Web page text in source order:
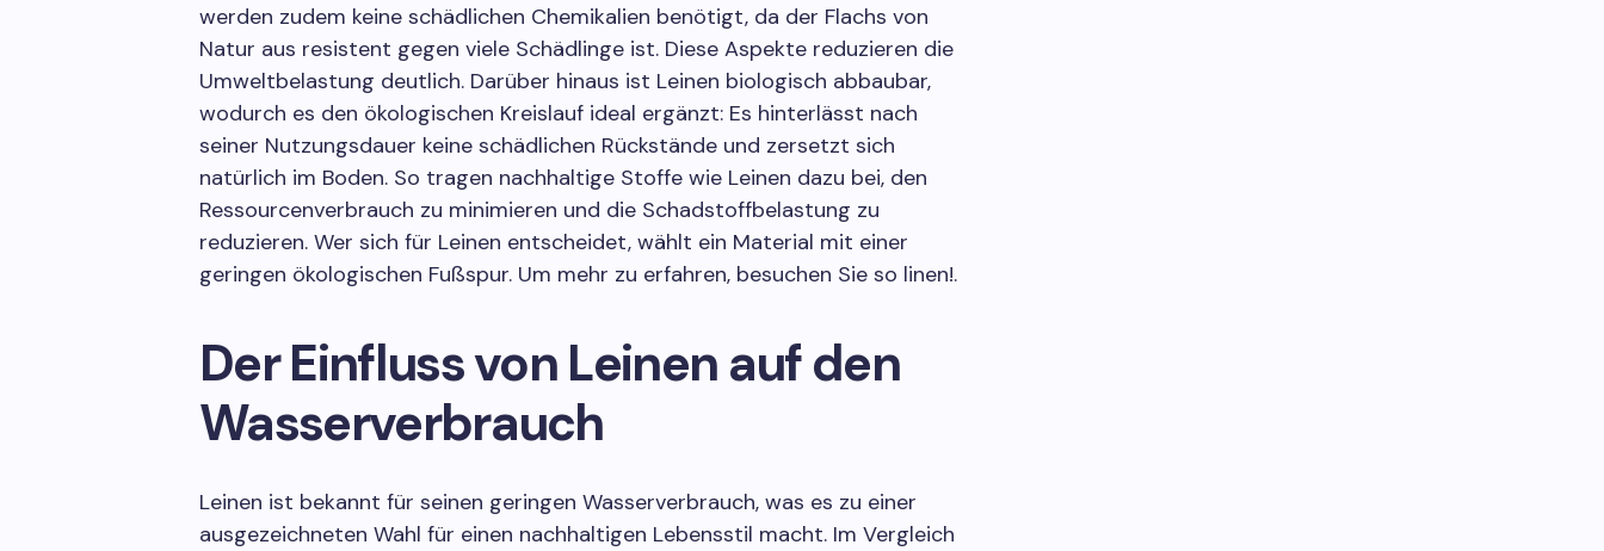
werden zudem keine schädlichen Chemikalien benötigt, da der Flachs von
Natur aus resistent gegen viele Schädlinge ist. Diese Aspekte reduzieren die
Umweltbelastung deutlich. Darüber hinaus ist Leinen biologisch abbaubar,
wodurch es den ökologischen Kreislauf ideal ergänzt: Es hinterlässt nach
seiner Nutzungsdauer keine schädlichen Rückstände und zersetzt sich
natürlich im Boden. So tragen nachhaltige Stoffe wie Leinen dazu bei, den
Ressourcenverbrauch zu minimieren und die Schadstoffbelastung zu
reduzieren. Wer sich für Leinen entscheidet, wählt ein Material mit einer
geringen ökologischen Fußspur. Um mehr zu erfahren, besuchen Sie so linen!.
Der Einfluss von Leinen auf den
Wasserverbrauch
Leinen ist bekannt für seinen geringen Wasserverbrauch, was es zu einer
ausgezeichneten Wahl für einen nachhaltigen Lebensstil macht. Im Vergleich